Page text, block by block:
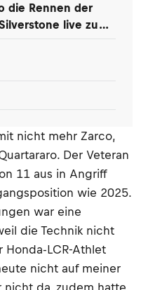
die Rennen der
live zu
nicht mehr Zarco,
Der Veteran
11 aus in Angriff
wie 2025.
war eine
die Technik nicht
LCR-Athlet
nicht auf meiner
nicht da, zudem hatte